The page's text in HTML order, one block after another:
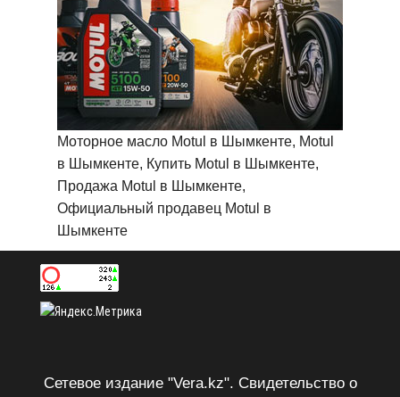
Моторное масло Motul в Шымкенте, Motul
в Шымкенте, Купить Motul в Шымкенте,
Продажа Motul в Шымкенте,
Официальный продавец Motul в
Шымкенте
Сетевое издание "Vera.kz". Свидетельство о